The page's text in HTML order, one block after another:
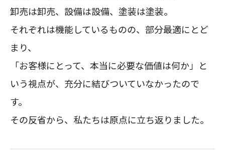
卸売は卸売、設備は設備、塗装は塗装。
それぞれは機能しているものの、部分最適にとど
まり、
「お客様にとって、本当に必要な価値は何か」と
いう視点が、充分に結びついていなかったので
す。
その反省から、私たちは原点に立ち返りました。